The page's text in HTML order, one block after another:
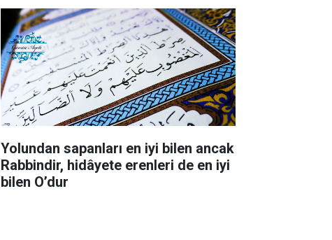
Yolundan sapanları en iyi bilen ancak
Rabbindir, hidâyete erenleri de en iyi
bilen O’dur